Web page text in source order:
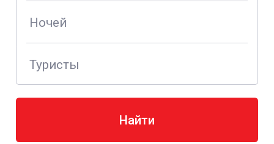
Ночей
Туристы
Найти